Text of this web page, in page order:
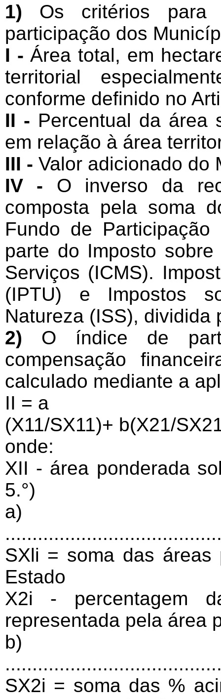
1) Os critérios
participação dos
I - Área total, em
territorial
conforme definido no
II - Percentual da área
em relação à área
III - Valor adicionado do
IV - O inverso da
composta pela soma
Fundo de
parte do Imposto
Serviços (ICMS).
(IPTU) e Impostos
Natureza (ISS),
2) O índice de
compensação
calculado mediante a
II = a
(X11/SX11)+ b(X21/
onde:
XII - área ponderada
5.°)
a)
SXli = soma das áreas
Estado
X2i - percentagem
representada pela área
b)
SX2i = soma das %